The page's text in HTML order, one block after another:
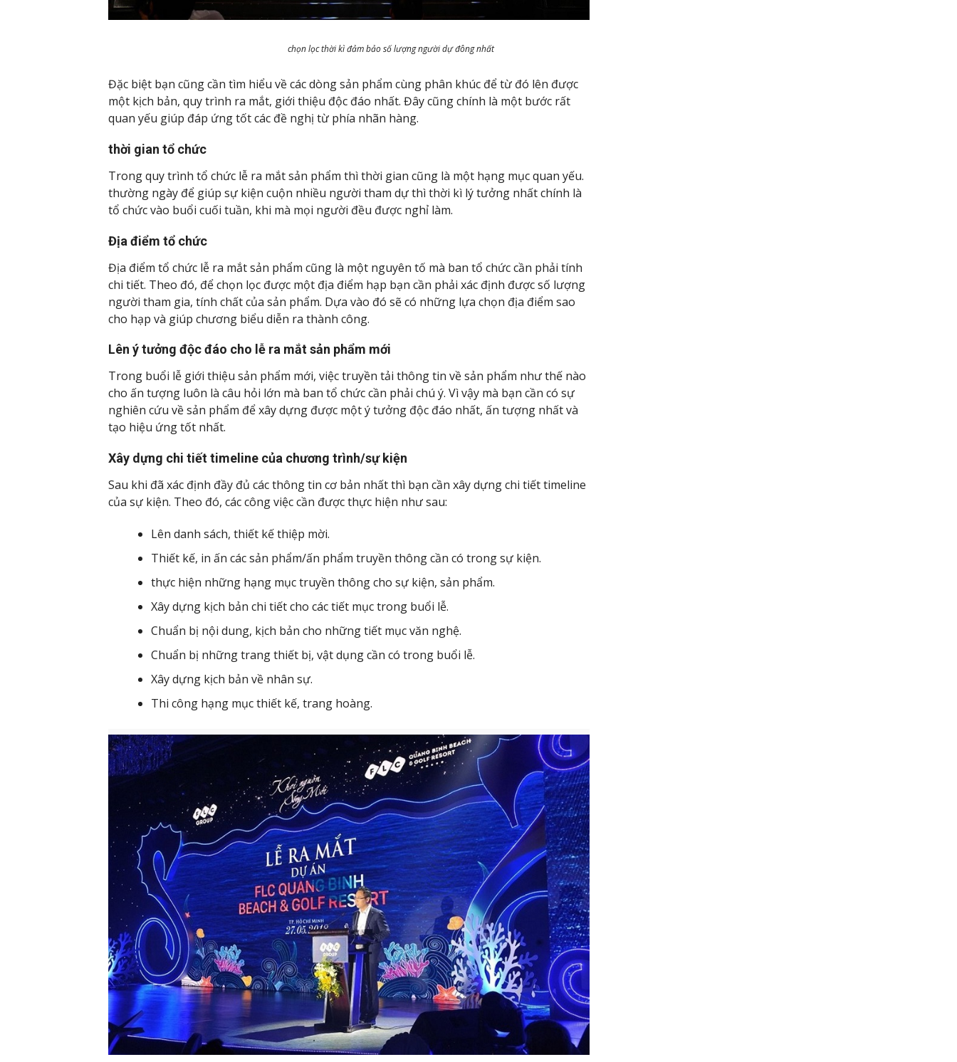
chọn lọc thời kì đảm bảo số lượng người dự đông nhất
Đặc biệt bạn cũng cần tìm hiểu về các dòng sản phẩm cùng phân khúc để từ đó lên được
một kịch bản, quy trình ra mắt, giới thiệu độc đáo nhất. Đây cũng chính là một bước rất
quan yếu giúp đáp ứng tốt các đề nghị từ phía nhãn hàng.
thời gian tổ chức
Trong quy trình tổ chức lễ ra mắt sản phẩm thì thời gian cũng là một hạng mục quan yếu.
thường ngày để giúp sự kiện cuộn nhiều người tham dự thì thời kì lý tưởng nhất chính là
tổ chức vào buổi cuối tuần, khi mà mọi người đều được nghỉ làm.
Địa điểm tổ chức
Địa điểm tổ chức lễ ra mắt sản phẩm cũng là một nguyên tố mà ban tổ chức cần phải tính
chi tiết. Theo đó, để chọn lọc được một địa điểm hạp bạn cần phải xác định được số lượng
người tham gia, tính chất của sản phẩm. Dựa vào đó sẽ có những lựa chọn địa điểm sao
cho hạp và giúp chương biểu diễn ra thành công.
Lên ý tưởng độc đáo cho lễ ra mắt sản phẩm mới
Trong buổi lễ giới thiệu sản phẩm mới, việc truyền tải thông tin về sản phẩm như thế nào
cho ấn tượng luôn là câu hỏi lớn mà ban tổ chức cần phải chú ý. Vì vậy mà bạn cần có sự
nghiên cứu về sản phẩm để xây dựng được một ý tưởng độc đáo nhất, ấn tượng nhất và
tạo hiệu ứng tốt nhất.
Xây dựng chi tiết timeline của chương trình/sự kiện
Sau khi đã xác định đầy đủ các thông tin cơ bản nhất thì bạn cần xây dựng chi tiết timeline
của sự kiện. Theo đó, các công việc cần được thực hiện như sau:
Lên danh sách, thiết kế thiệp mời.
Thiết kế, in ấn các sản phẩm/ấn phẩm truyền thông cần có trong sự kiện.
thực hiện những hạng mục truyền thông cho sự kiện, sản phẩm.
Xây dựng kịch bản chi tiết cho các tiết mục trong buổi lễ.
Chuẩn bị nội dung, kịch bản cho những tiết mục văn nghệ.
Chuẩn bị những trang thiết bị, vật dụng cần có trong buổi lễ.
Xây dựng kịch bản về nhân sự.
Thi công hạng mục thiết kế, trang hoàng.